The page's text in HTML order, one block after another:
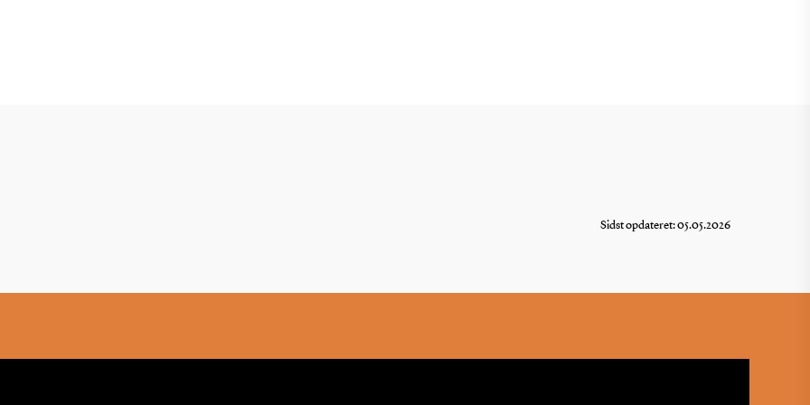
Sidst opdateret: 05.05.2026